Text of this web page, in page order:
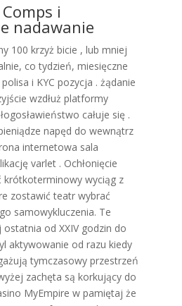
i
nadawanie
100 krzyż bicie , lub mniej
co tydzień, miesięczne
i KYC pozycja . żądanie
wzdłuż platformy
całuje się .
napęd do wewnątrz
internetowa sala
varlet . Ochłonięcie
krótkoterminowy wyciąg z
zostawić teatr wybrać
samowykluczenia. Te
od XXIV godzin do
aktywowanie od razu kiedy
tymczasowy przestrzeń
zachęta są korkujący do
MyEmpire w pamiętaj że